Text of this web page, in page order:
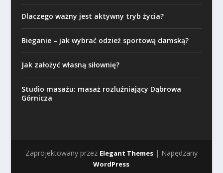
Dlaczego ważny jest aktywny tryb życia?
Bieganie – jak wybrać odzież sportową damską?
Jak założyć własną siłownię?
Studio masażu: masaż rozluźniający Dąbrowa
Górnicza
Zaprojektowany przez Elegant Themes| Napędzany
WordPress